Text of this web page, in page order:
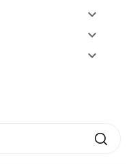
expand_more
expand_more
expand_more